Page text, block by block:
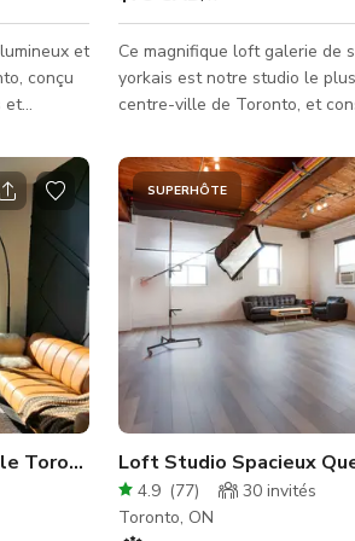
et
conçu
et
des
de 12
de
Ce magnifique loft galerie de
yorkais est notre studio le
centre-ville de Toronto, et
stylisée (vidéo +
de marque, marché et
L'espace dispose de plafonds
environ 1600 pieds carrés,
fenêtres orientées à l'ouest
skyline de Toronto, illuminant
espace ouvert au concept
galerie avec des installations
Toronto typique avec impe
SUPERHÔTE
Loft Studio Spacieux
4.9 (77) 30 invités
Toronto, ON